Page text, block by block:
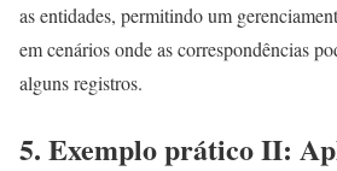
as entidades, permitindo um
em cenários onde as correspondências
alguns registros.
5. Exemplo prático II: